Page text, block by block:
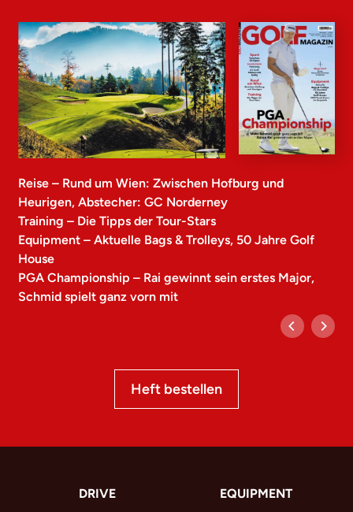
Reise – Rund um Wien: Zwischen Hofburg und
Heurigen, Abstecher: GC Norderney
Training – Die Tipps der Tour-Stars
Equipment – Aktuelle Bags & Trolleys, 50 Jahre Golf
House
PGA Championship – Rai gewinnt sein erstes Major,
Schmid spielt ganz vorn mit
Heft bestellen
DRIVE EQUIPMENT